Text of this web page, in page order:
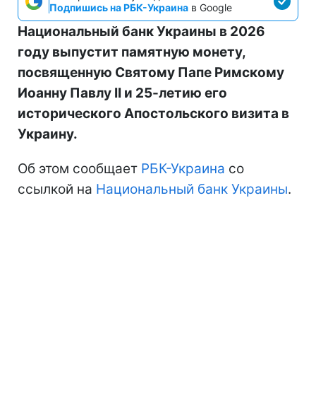
Подпишись на РБК-Украина в Google
Национальный банк Украины в 2026
году выпустит памятную монету,
посвященную Святому Папе Римскому
Иоанну Павлу II и 25-летию его
исторического Апостольского визита в
Украину.
Об этом сообщает РБК-Украина со
ссылкой на Национальный банк Украины.